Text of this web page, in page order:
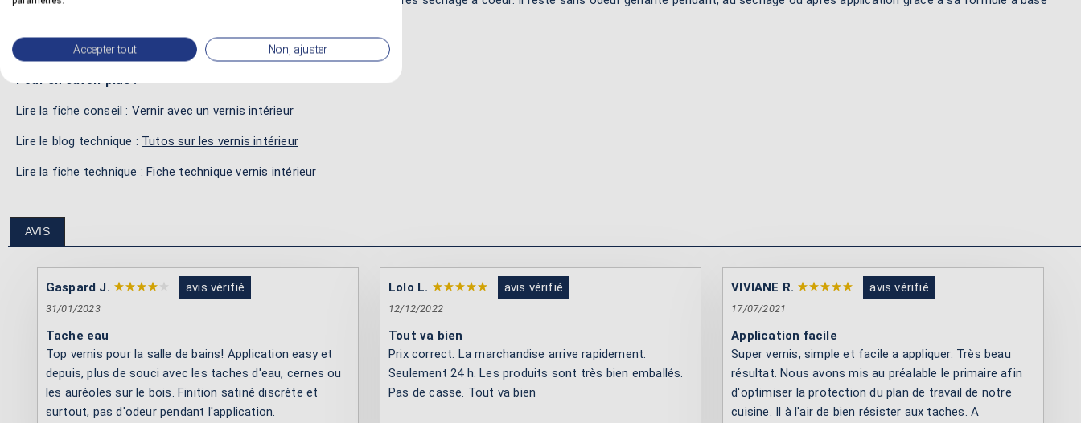
Pour en savoir plus :
Lire la fiche conseil : Vernir avec un vernis intérieur
Lire le blog technique : Tutos sur les vernis intérieur
Lire la fiche technique :Fiche technique vernis intérieur
AVIS
Gaspard J. avis vérifié
31/01/2023
Tache eau
Top vernis pour la salle de bains! Application easy et
depuis, plus de souci avec les taches d'eau, cernes ou
les auréoles sur le bois. Finition satiné discrète et
surtout, pas d'odeur pendant l'application.
Lolo L. avis vérifié
12/12/2022
Tout va bien
Prix correct. La marchandise arrive rapidement.
Seulement 24 h. Les produits sont très bien emballés.
Pas de casse. Tout va bien
VIVIANE R. avis vérifié
17/07/2021
Application facile
Super vernis, simple et facile a appliquer. Très beau
résultat. Nous avons mis au préalable le primaire afin
d'optimiser la protection du plan de travail de notre
cuisine. Il à l'air de bien résister aux taches. A
Accepter tout Non, ajuster